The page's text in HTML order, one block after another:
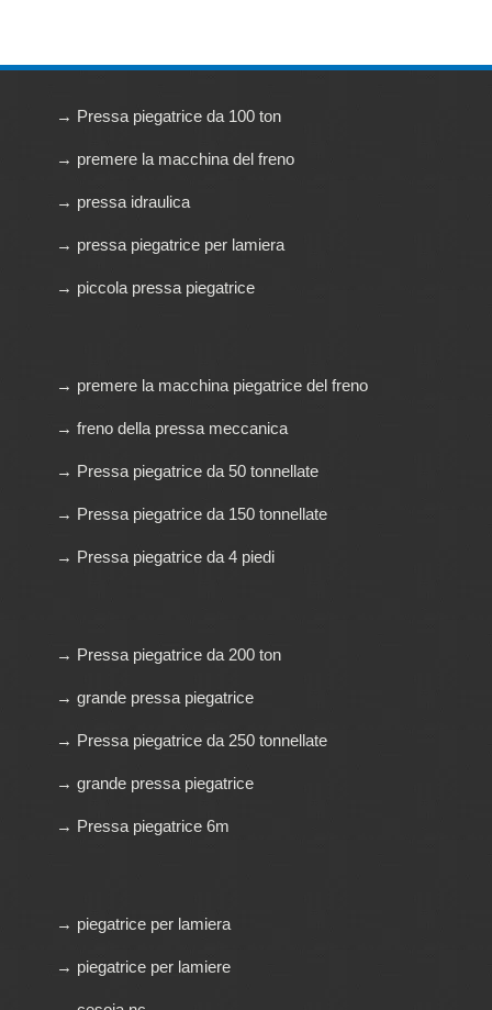
→ Pressa piegatrice da 100 ton
→ premere la macchina del freno
→ pressa idraulica
→ pressa piegatrice per lamiera
→ piccola pressa piegatrice
→ premere la macchina piegatrice del freno
→ freno della pressa meccanica
→ Pressa piegatrice da 50 tonnellate
→ Pressa piegatrice da 150 tonnellate
→ Pressa piegatrice da 4 piedi
→ Pressa piegatrice da 200 ton
→ grande pressa piegatrice
→ Pressa piegatrice da 250 tonnellate
→ grande pressa piegatrice
→ Pressa piegatrice 6m
→ piegatrice per lamiera
→ piegatrice per lamiere